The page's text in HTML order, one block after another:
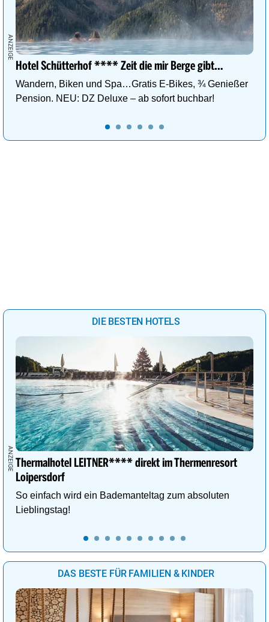
Hotel Schütterhof **** Zeit die mir Berge gibt…
Wandern, Biken und Spa…Gratis E-Bikes, ¾ Genießer
Pension. NEU: DZ Deluxe – ab sofort buchbar!
DIE BESTEN HOTELS
Thermalhotel LEITNER**** direkt im Thermenresort
Loipersdorf
So einfach wird ein Bademanteltag zum absoluten
Lieblingstag!
DAS BESTE FÜR FAMILIEN & KINDER